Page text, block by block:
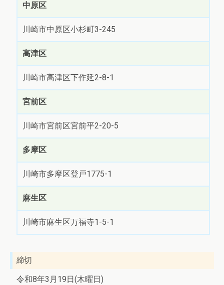
中原区
川崎市中原区小杉町3-245
高津区
川崎市高津区下作延2-8-1
宮前区
川崎市宮前区宮前平2-20-5
多摩区
川崎市多摩区登戸1775-1
麻生区
川崎市麻生区万福寺1-5-1
締切
令和8年3月19日(木曜日)